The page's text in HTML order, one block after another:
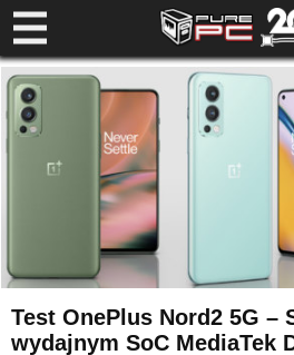
Test OnePlus Nord2 5G –
wydajnym SoC MediaTek